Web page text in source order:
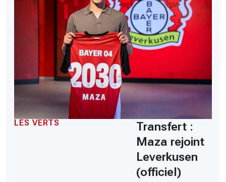
LES VERTS
Transfert :
Maza rejoint
Leverkusen
(officiel)